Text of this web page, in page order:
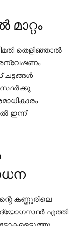
തെളിഞ്ഞാൽ
അന്വേഷണം
ചട്ടങ്ങൾ
ഇന്ന്
കണ്ണൂരിലെ
എത്തി